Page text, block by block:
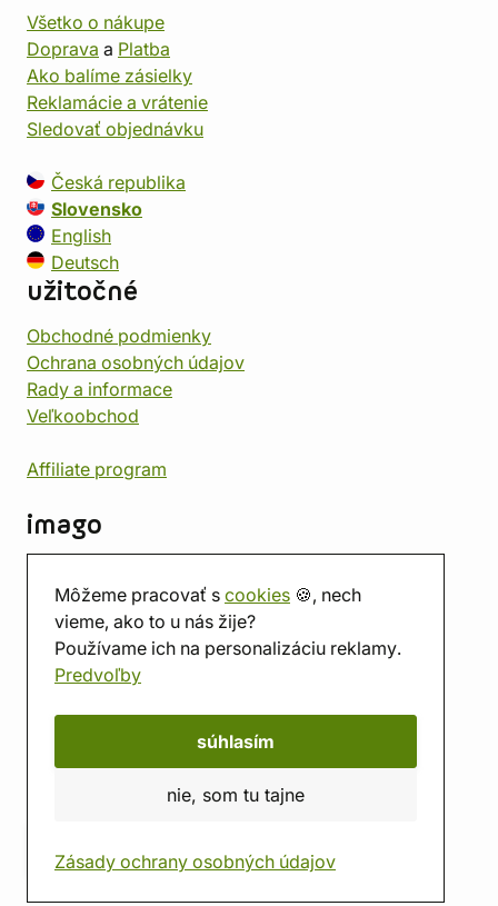
Môžeme pracovať s cookies 🍪, nech
vieme, ako to u nás žije?
Používame ich na personalizáciu reklamy.
Predvoľby
súhlasím
nie, som tu tajne
Zásady ochrany osobných údajov
Všetko o nákupe
Doprava a Platba
Ako balíme zásielky
Reklamácie a vrátenie
Sledovať objednávku
Česká republika
Slovensko
English
Deutsch
užitočné
Obchodné podmienky
Ochrana osobných údajov
Rady a informace
Veľkoobchod
Affiliate program
imago
Predajňa
Herňa
O nás
Hodnotenie obchodu